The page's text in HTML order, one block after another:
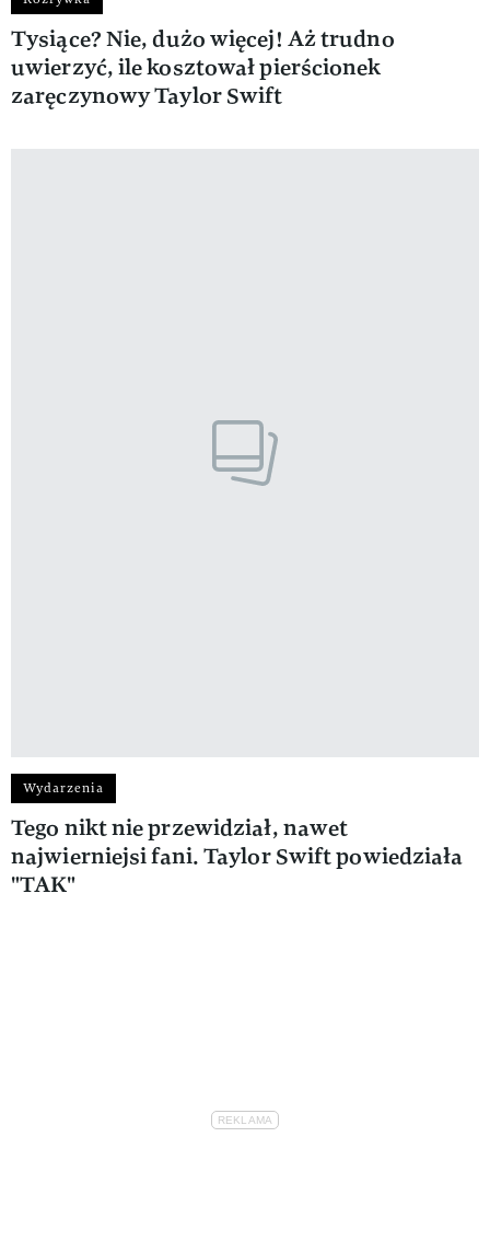
Tysiące? Nie, dużo więcej! Aż trudno
uwierzyć, ile kosztował pierścionek
zaręczynowy Taylor Swift
Wydarzenia
Tego nikt nie przewidział, nawet
najwierniejsi fani. Taylor Swift powiedziała
"TAK"